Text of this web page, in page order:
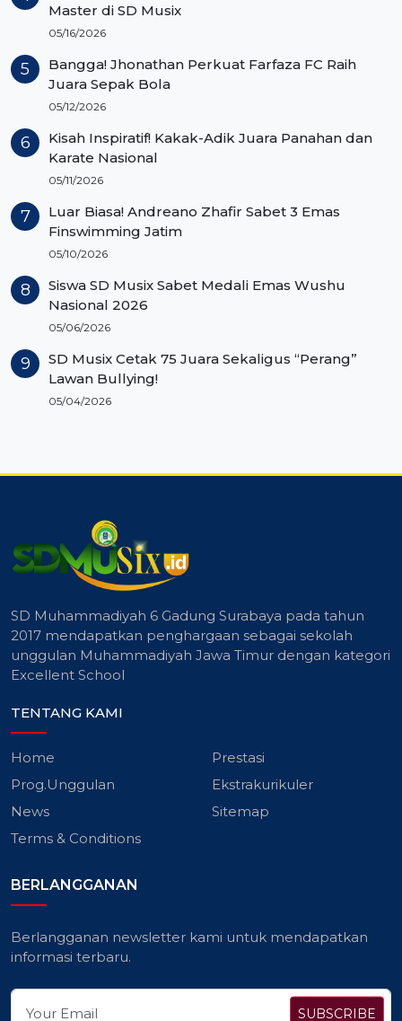
Master di SD Musix
05/16/2026
Bangga! Jhonathan Perkuat Farfaza FC Raih
Juara Sepak Bola
05/12/2026
Kisah Inspiratif! Kakak-Adik Juara Panahan dan
Karate Nasional
05/11/2026
Luar Biasa! Andreano Zhafir Sabet 3 Emas
Finswimming Jatim
05/10/2026
Siswa SD Musix Sabet Medali Emas Wushu
Nasional 2026
05/06/2026
SD Musix Cetak 75 Juara Sekaligus “Perang”
Lawan Bullying!
05/04/2026
SD Muhammadiyah 6 Gadung Surabaya pada tahun
2017 mendapatkan penghargaan sebagai sekolah
unggulan Muhammadiyah Jawa Timur dengan kategori
Excellent School
TENTANG KAMI
Home
Prestasi
Prog.Unggulan
Ekstrakurikuler
News
Sitemap
Terms & Conditions
BERLANGGANAN
Berlangganan newsletter kami untuk mendapatkan
informasi terbaru.
SUBSCRIBE